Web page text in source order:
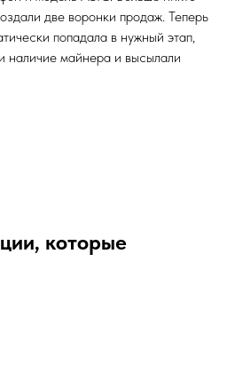
две воронки продаж. Теперь
попадала в нужный этап,
наличие майнера и высылали
которые